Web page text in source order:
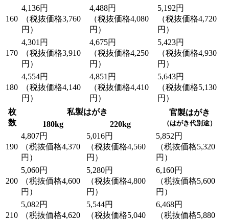
160
4,136円
（税抜価格3,760
円）
4,488円
（税抜価格4,080
円）
5,192円
（税抜価格4,720
円）
170
4,301円
（税抜価格3,910
円）
4,675円
（税抜価格4,250
円）
5,423円
（税抜価格4,930
円）
180
4,554円
（税抜価格4,140
円）
4,851円
（税抜価格4,410
円）
5,643円
（税抜価格5,130
円）
枚
数
私製はがき 官製はがき
（はがき代別途）
180kg 220kg
190
4,807円
（税抜価格4,370
円）
5,016円
（税抜価格4,560
円）
5,852円
（税抜価格5,320
円）
200
5,060円
（税抜価格4,600
円）
5,280円
（税抜価格4,800
円）
6,160円
（税抜価格5,600
円）
210
5,082円
（税抜価格4,620
5,544円
（税抜価格5,040
6,468円
（税抜価格5,880